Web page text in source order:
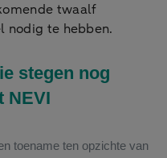
twaalf
nodig te hebben.